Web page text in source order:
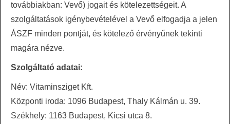
továbbiakban: Vevő) jogait és kötelezettségeit. A
szolgáltatások igénybevételével a Vevő elfogadja a jelen
ÁSZF minden pontját, és kötelező érvényűnek tekinti
magára nézve.
Szolgáltató adatai:
Név: Vitaminsziget Kft.
Központi iroda: 1096 Budapest, Thaly Kálmán u. 39.
Székhely: 1163 Budapest, Kicsi utca 8.